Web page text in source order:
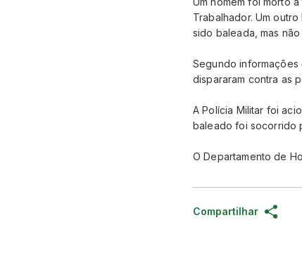
Trabalhador. Um
sido baleada, mas
Segundo informações
dispararam contra as
A Polícia Militar foi
baleado foi socorrido
O Departamento de
Compartilhar